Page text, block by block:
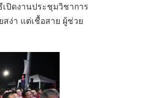
ปิดงานประชุมวิชาการ
ง่า แต่เชื้อสาย ผู้ช่วย